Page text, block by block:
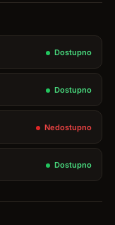
Dostupno
Dostupno
Nedostupno
Dostupno